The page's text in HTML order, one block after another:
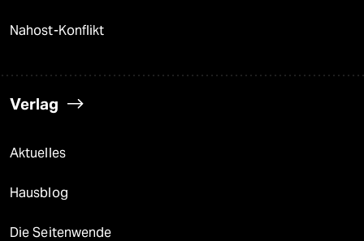
Nahost-Konflikt
Verlag
Aktuelles
Hausblog
Die Seitenwende